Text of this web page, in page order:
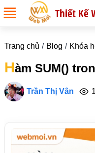
Thiết Kế
Trang chủ Blog Khóa
Hàm SUM()
Trần Thị Vân